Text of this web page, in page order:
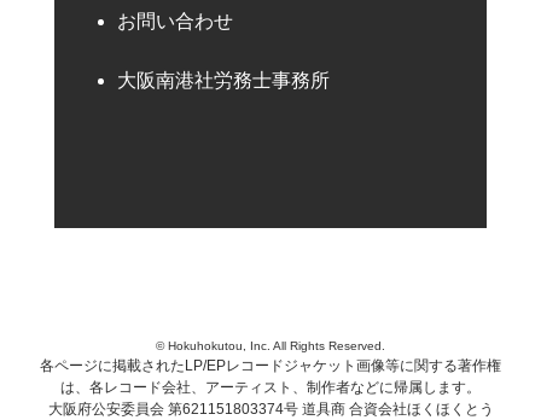
お問い合わせ
大阪南港社労務士事務所
© Hokuhokutou, Inc. All Rights Reserved.
各ページに掲載されたLP/EPレコードジャケット画像等に関する著作権
は、各レコード会社、アーティスト、制作者などに帰属します。
大阪府公安委員会 第621151803374号 道具商 合資会社ほくほくとう